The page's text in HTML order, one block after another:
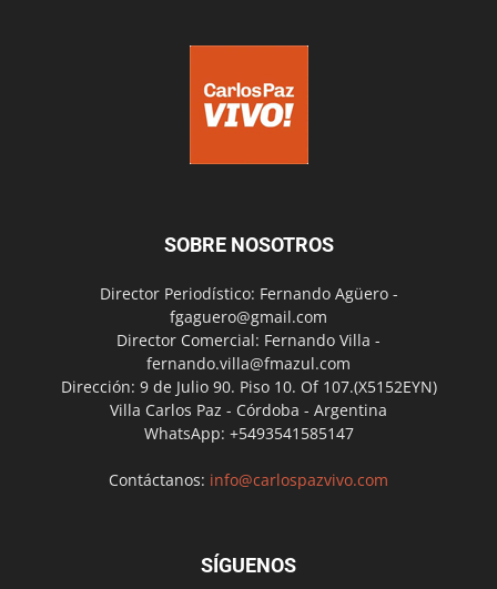
SOBRE NOSOTROS
Director Periodístico: Fernando Agüero -
fgaguero@gmail.com
Director Comercial: Fernando Villa -
fernando.villa@fmazul.com
Dirección: 9 de Julio 90. Piso 10. Of 107.(X5152EYN)
Villa Carlos Paz - Córdoba - Argentina
WhatsApp: +5493541585147
Contáctanos: info@carlospazvivo.com
SÍGUENOS